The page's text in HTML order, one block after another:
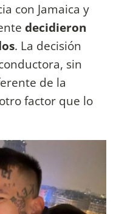
con Jamaica y
decidieron
. La decisión
sin
de la
factor que lo